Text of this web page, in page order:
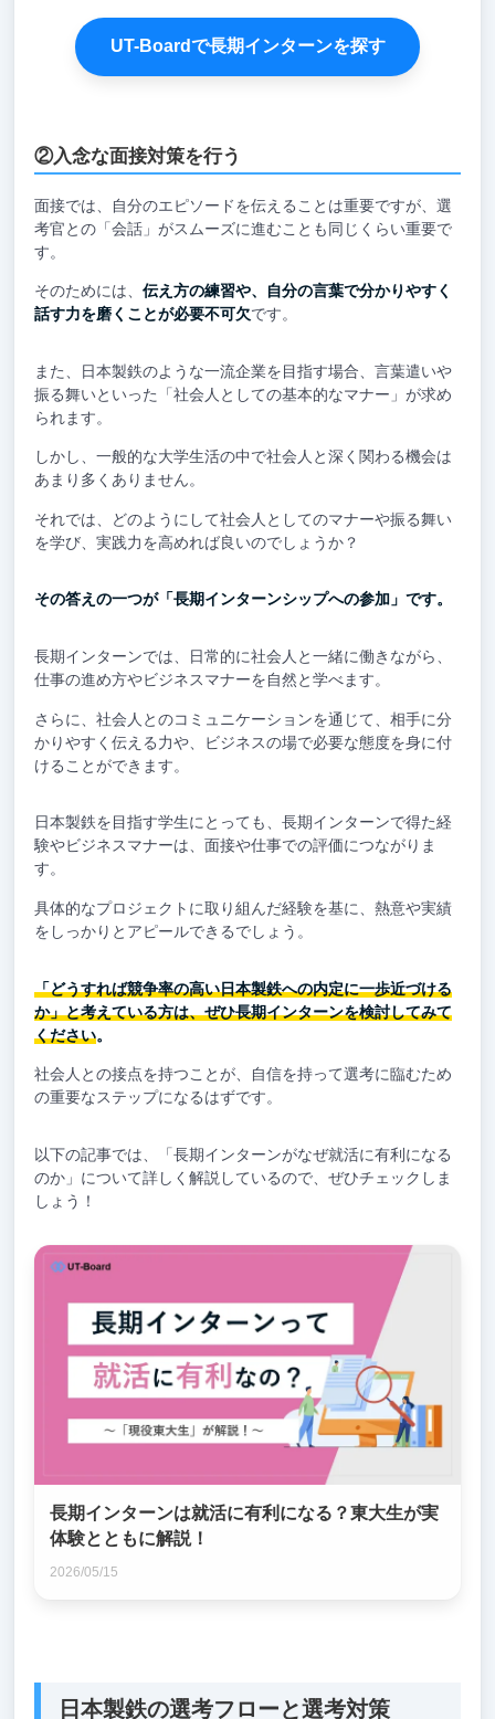
UT-Boardで長期インターンを探す
②入念な面接対策を行う
面接では、自分のエピソードを伝えることは重要ですが、選
考官との「会話」がスムーズに進むことも同じくらい重要で
す。
そのためには、 伝え方の練習や、自分の言葉で分かりやすく
話す力を磨くことが必要不可欠です。
また、日本製鉄のような一流企業を目指す場合、言葉遣いや
振る舞いといった「社会人としての基本的なマナー」が求め
られます。
しかし、一般的な大学生活の中で社会人と深く関わる機会は
あまり多くありません。
それでは、どのようにして社会人としてのマナーや振る舞い
を学び、実践力を高めれば良いのでしょうか？
その答えの一つが「長期インターンシップへの参加」です。
長期インターンでは、日常的に社会人と一緒に働きながら、
仕事の進め方やビジネスマナーを自然と学べます。
さらに、社会人とのコミュニケーションを通じて、相手に分
かりやすく伝える力や、ビジネスの場で必要な態度を身に付
けることができます。
日本製鉄を目指す学生にとっても、長期インターンで得た経
験やビジネスマナーは、面接や仕事での評価につながりま
す。
具体的なプロジェクトに取り組んだ経験を基に、熱意や実績
をしっかりとアピールできるでしょう。
「どうすれば競争率の高い日本製鉄への内定に一歩近づける
か」と考えている方は、ぜひ長期インターンを検討してみて
ください。
社会人との接点を持つことが、自信を持って選考に臨むため
の重要なステップになるはずです。
以下の記事では、「長期インターンがなぜ就活に有利になる
のか」について詳しく解説しているので、ぜひチェックしま
しょう！
長期インターンは就活に有利になる？東大生が実
体験とともに解説！
2026/05/15
日本製鉄の選考フローと選考対策